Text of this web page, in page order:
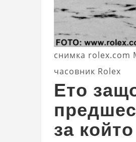
снимка rolex.com
часовник Rolex
Ето
за